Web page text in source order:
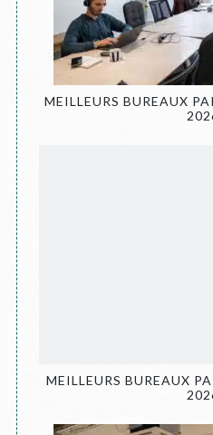
MEILLEURS BUREAUX
MEILLEURS BUREAUX